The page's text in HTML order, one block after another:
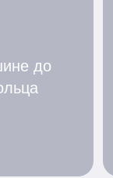
до